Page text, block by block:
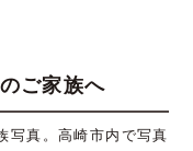
ご家族へ
写真。高崎市内で写真